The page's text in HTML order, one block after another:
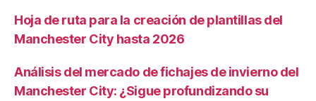
Hoja de ruta para la creación de plantillas del
Manchester City hasta 2026
Análisis del mercado de fichajes de invierno del
Manchester City: ¿Sigue profundizando su